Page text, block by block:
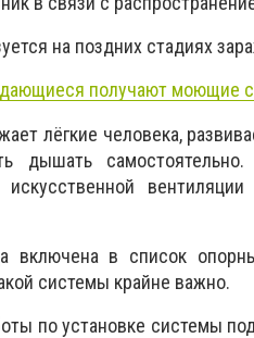
на поздних стадиях
получают моющие
лёгкие человека,
дышать
включена в список
системы крайне важно.
по установке системы